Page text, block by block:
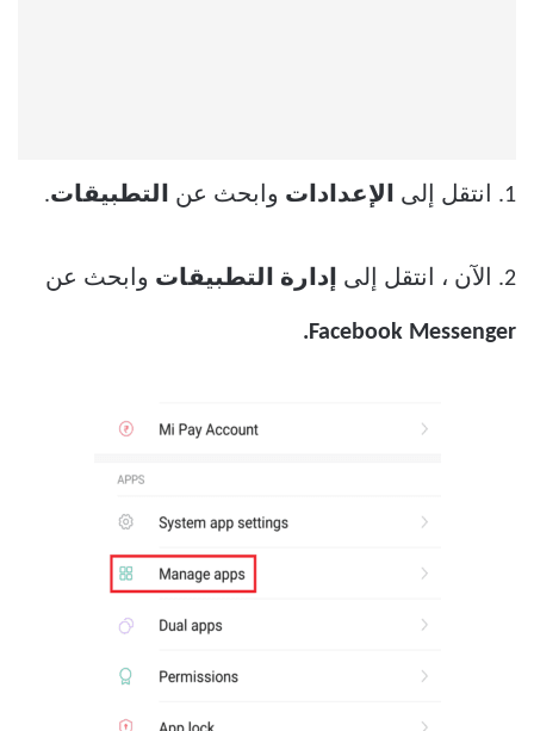
1. انتقل إلى الإعدادات وابحث عن التطبيقات.
2. الآن ، انتقل إلى إدارة التطبيقات وابحث عن
Facebook Messenger.